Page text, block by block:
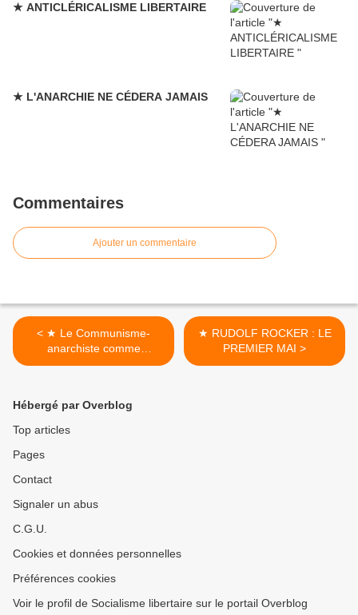
★ ANTICLÉRICALISME LIBERTAIRE
★ L'ANARCHIE NE CÉDERA JAMAIS
Commentaires
Ajouter un commentaire
< ★ Le Communisme-
anarchiste comme
réalisation pour les temps
★ RUDOLF ROCKER : LE
PREMIER MAI >
Hébergé par Overblog
Top articles
Pages
Contact
Signaler un abus
C.G.U.
Cookies et données personnelles
Préférences cookies
Voir le profil de Socialisme libertaire sur le portail Overblog